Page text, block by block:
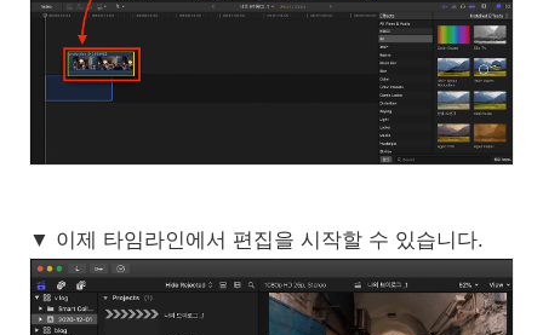
▼ 이제 타임라인에서 편집을 시작할 수 있습니다.